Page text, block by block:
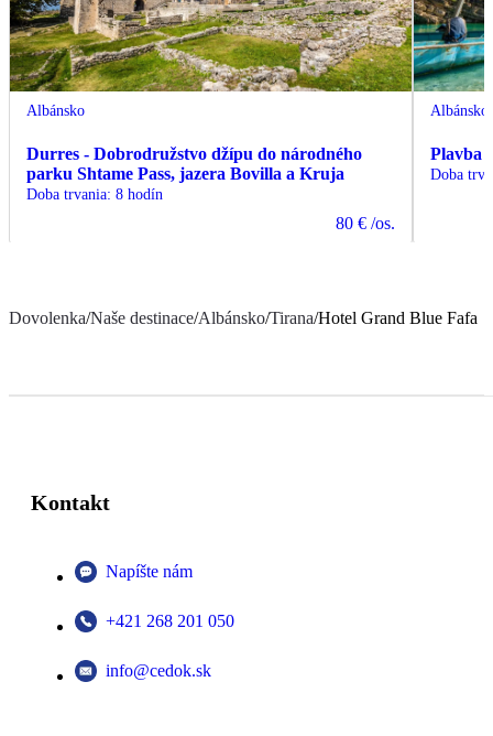
Albánsko
Durres - Dobrodružstvo džípu do národného
parku Shtame Pass, jazera Bovilla a Kruja
Doba trvania: 8 hodín
80 € /os.
Albánsko
Plavba
Doba
Dovolenka/Naše destinace/Albánsko/Tirana/Hotel Grand Blue Fafa
Kontakt
Napíšte nám
+421 268 201 050
info@cedok.sk